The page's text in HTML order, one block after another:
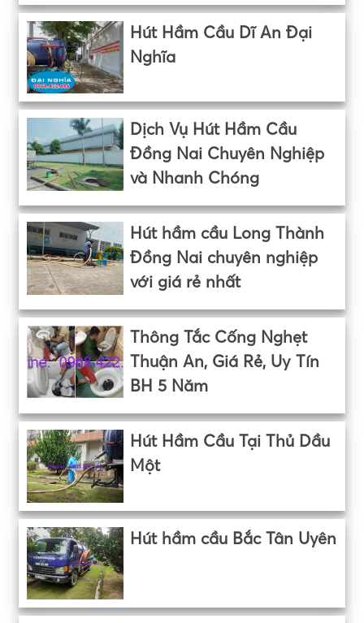
Hút Hầm Cầu Dĩ An Đại
Nghĩa
Dịch Vụ Hút Hầm Cầu
Đồng Nai Chuyên Nghiệp
và Nhanh Chóng
Hút hầm cầu Long Thành
Đồng Nai chuyên nghiệp
với giá rẻ nhất
Thông Tắc Cống Nghẹt
Thuận An, Giá Rẻ, Uy Tín
BH 5 Năm
Hút Hầm Cầu Tại Thủ Dầu
Một
Hút hầm cầu Bắc Tân Uyên